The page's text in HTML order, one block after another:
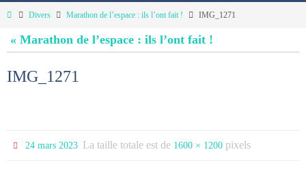
HomeDivers Marathon de l’espace : ils l’ont fait ! IMG_1271
« Marathon de l’espace : ils l’ont fait !
IMG_1271
24 mars 2023 La taille totale est de 1600 × 1200 pixels